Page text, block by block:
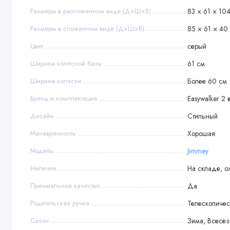
Размеры в разложенном виде (Д×Ш×В) 83 × 61 ×
Размеры в сложенном виде (Д×Ш×В) 85 × 61 × 40
Цвет серый
Ширина колесной базы 61 см
Ширина коляски Более 60 см
Бренд и комплектация Easywalker 2
Дизайн Стильный
Маневренность Хорошая
Модель Jimmey
Наличие На складе,
Премиальное качество Да
Родительская ручка
Сезон Зима,